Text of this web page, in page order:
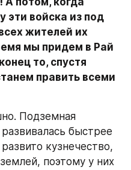
эти войска из под
жителей их
мы придем в Рай
то, спустя
править всеми
Подземная
быстрее
кузнечество,
поэтому у них